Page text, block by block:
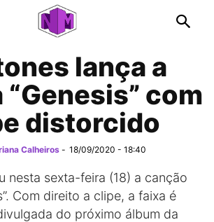
lança a
com
distorcido
Calheiros - 18/09/2020 - 18:40
nesta sexta-feira (18) a canção
Com direito a clipe, a faixa é
do próximo álbum da